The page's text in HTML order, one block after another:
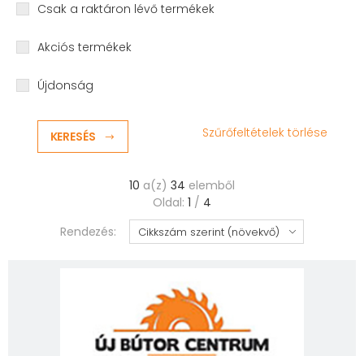
Csak a raktáron lévő termékek
Akciós termékek
Újdonság
KERESÉS Szűrőfeltételek törlése
10 a(z) 34 elemből
Oldal: 1 / 4
Rendezés: